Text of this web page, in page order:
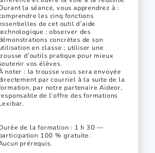
la séance, vous apprendrez à :
les cinq fonctions
de cet outil d’aide
; observer des
concrètes de son
en classe ; utiliser une
d’outils pratique pour mieux
vos élèves.
noter : la trousse vous sera envoyée
par courriel à la suite de la
par notre partenaire Aideor,
de l’offre des formations
de la formation : 1 h 30 —
100 % gratuite.
prérequis.